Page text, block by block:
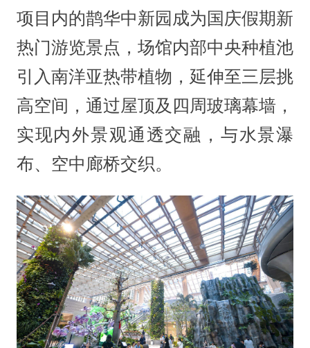
项目内的鹊华中新园成为国庆假期新
热门游览景点，场馆内部中央种植池
引入南洋亚热带植物，延伸至三层挑
高空间，通过屋顶及四周玻璃幕墙，
实现内外景观通透交融，与水景瀑
布、空中廊桥交织。